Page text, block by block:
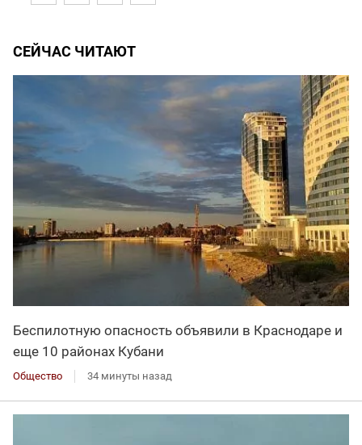
СЕЙЧАС ЧИТАЮТ
Беспилотную опасность объявили в Краснодаре и
еще 10 районах Кубани
Общество 34 минуты назад